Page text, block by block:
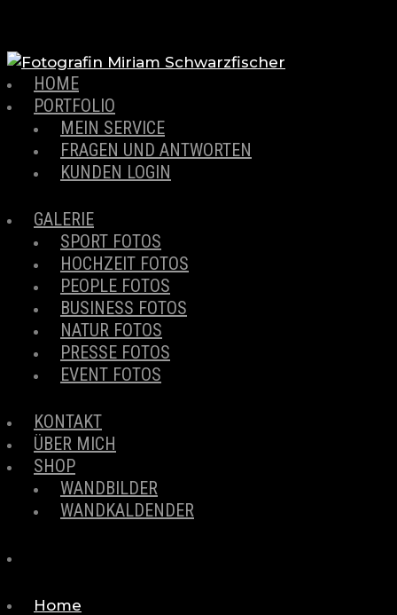
HOME
PORTFOLIO
MEIN SERVICE
FRAGEN UND ANTWORTEN
KUNDEN LOGIN
GALERIE
SPORT FOTOS
HOCHZEIT FOTOS
PEOPLE FOTOS
BUSINESS FOTOS
NATUR FOTOS
PRESSE FOTOS
EVENT FOTOS
KONTAKT
ÜBER MICH
SHOP
WANDBILDER
WANDKALDENDER
Home